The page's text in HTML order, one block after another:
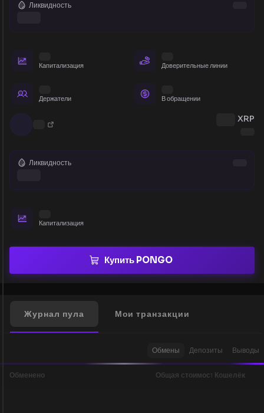
Ликвидность
Капитализация Доверительные линии
Держатели В обращении
XRP
Ликвидность
Капитализация
Купить PONGO
Журнал пула Мои транзакции
Обмены Депозиты Выводы
Обменено Общая стоимостьКошелёк